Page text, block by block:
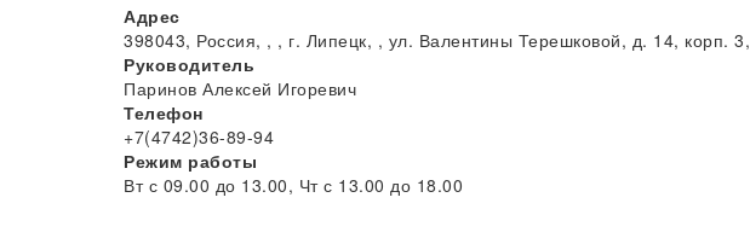
Адрес
398043, Россия, , , г. Липецк, , ул. Валентины Терешковой, д. 14, корп. 3,
Руководитель
Паринов Алексей Игоревич
Телефон
+7(4742)36-89-94
Режим работы
Вт с 09.00 до 13.00, Чт с 13.00 до 18.00